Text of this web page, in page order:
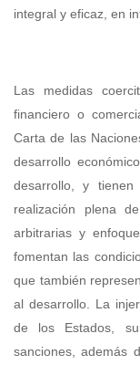
integral y eficaz, en
Las medidas
financiero o
Carta de las
desarrollo
desarrollo, y
realización plena
arbitrarias y
fomentan las
que también
al desarrollo. La
de los Estados,
sanciones, además